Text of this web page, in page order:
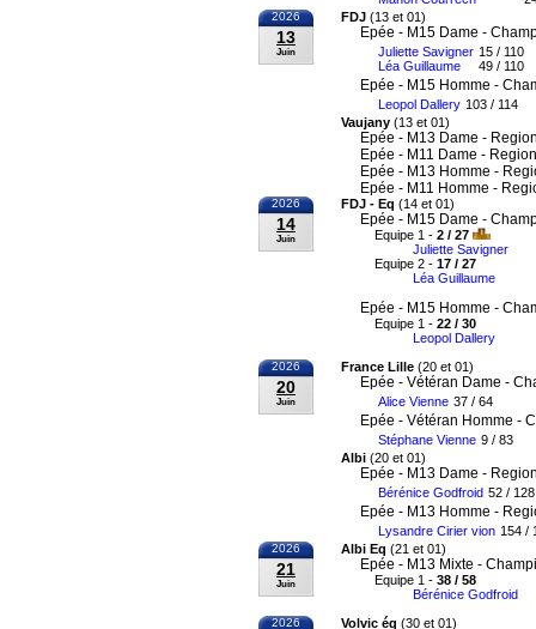
2026
13
Juin
FDJ (13 et 01)
Epée - M15 Dame -
Juliette Savigner
Léa Guillaume
15 / 110
49 / 110
Epée - M15 Homme -
Leopol Dallery 103 / 114
Vaujany (13 et 01)
Epée - M13 Dame -
Epée - M11 Dame -
Epée - M13 Homme -
Epée - M11 Homme -
2026
14
Juin
FDJ - Eq (14 et 01)
Epée - M15 Dame -
Equipe 1 - 2 / 27
Juliette Savigner
Equipe 2 - 17 / 27
Léa Guillaume
Epée - M15 Homme -
Equipe 1 - 22 / 30
Leopol Dallery
2026
20
Juin
France Lille (20 et 01)
Epée - Vétéran Dame -
Alice Vienne 37 / 64
Epée - Vétéran Homme -
Stéphane Vienne 9 / 83
Albi (20 et 01)
Epée - M13 Dame -
Bérénice Godfroid 52 / 128
Epée - M13 Homme -
Lysandre Cirier vion 154 /
2026
21
Juin
Albi Eq (21 et 01)
Epée - M13 Mixte -
Equipe 1 - 38 / 58
Bérénice Godfroid
2026 Volvic éq (30 et 01)